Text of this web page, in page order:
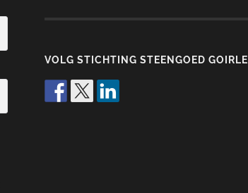
VOLG STICHTING STEENGOED GOIRLE